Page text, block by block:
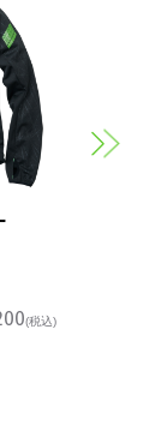
(税込)
スポ